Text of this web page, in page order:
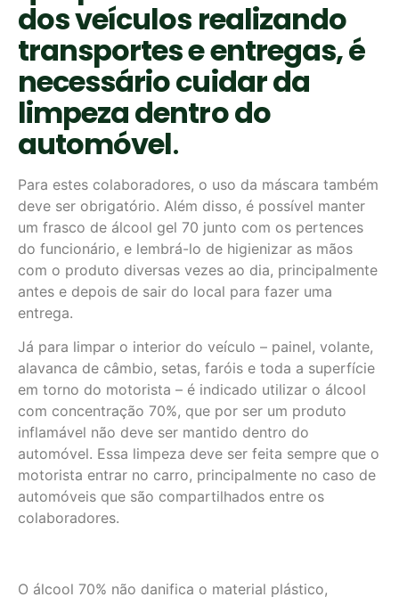
dos veículos realizando
transportes e entregas, é
necessário cuidar da
limpeza dentro do
automóvel.
Para estes colaboradores, o uso da máscara também
deve ser obrigatório. Além disso, é possível manter
um frasco de álcool gel 70 junto com os pertences
do funcionário, e lembrá-lo de higienizar as mãos
com o produto diversas vezes ao dia, principalmente
antes e depois de sair do local para fazer uma
entrega.
Já para limpar o interior do veículo – painel, volante,
alavanca de câmbio, setas, faróis e toda a superfície
em torno do motorista – é indicado utilizar o álcool
com concentração 70%, que por ser um produto
inflamável não deve ser mantido dentro do
automóvel. Essa limpeza deve ser feita sempre que o
motorista entrar no carro, principalmente no caso de
automóveis que são compartilhados entre os
colaboradores.
O álcool 70% não danifica o material plástico,